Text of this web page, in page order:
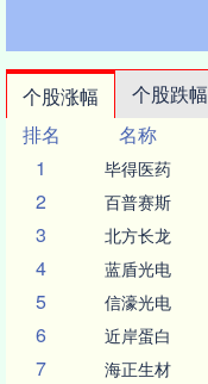
个股涨幅 个股跌幅
排名
名称
1
毕得医药
2 百普赛斯
3 北方长龙
4 蓝盾光电
5 信濠光电
6 近岸蛋白
7 海正生材